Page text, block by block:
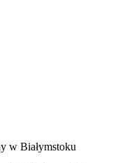
w Białymstoku